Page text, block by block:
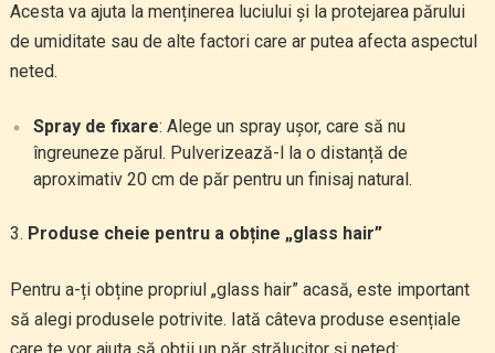
Acesta va ajuta la menținerea luciului și la protejarea părului
de umiditate sau de alte factori care ar putea afecta aspectul
neted.
Spray de fixare: Alege un spray ușor, care să nu
îngreuneze părul. Pulverizează-l la o distanță de
aproximativ 20 cm de păr pentru un finisaj natural.
Produse cheie pentru a obține „glass hair”
Pentru a-ți obține propriul „glass hair” acasă, este important
să alegi produsele potrivite. Iată câteva produse esențiale